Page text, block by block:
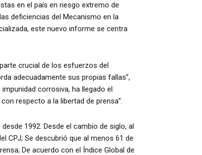
en el país en riesgo extremo de
deficiencias del Mecanismo en la
este nuevo informe se centra
crucial de los esfuerzos del
adecuadamente sus propias fallas”,
corrosiva, ha llegado el
respecto a la libertad de prensa”.
1992. Desde el cambio de siglo, al
CPJ; Se descubrió que al menos 61 de
De acuerdo con el Índice Global de